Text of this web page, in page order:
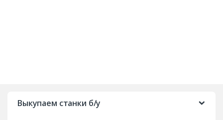
Выкупаем станки б/у